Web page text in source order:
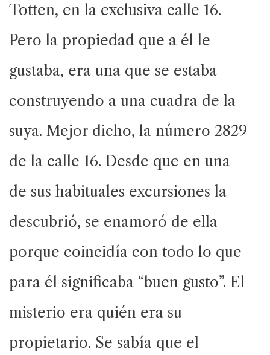
Totten, en la exclusiva calle 16.
Pero la propiedad que a él le
gustaba, era una que se estaba
construyendo a una cuadra de la
suya. Mejor dicho, la número 2829
de la calle 16. Desde que en una
de sus habituales excursiones la
descubrió, se enamoró de ella
porque coincidía con todo lo que
para él significaba “buen gusto”. El
misterio era quién era su
propietario. Se sabía que el